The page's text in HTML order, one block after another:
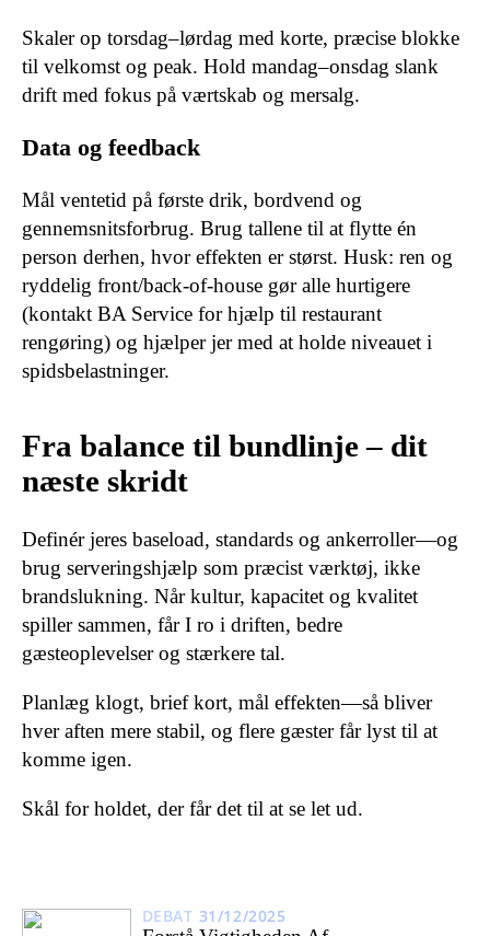
Skaler op torsdag–lørdag med korte, præcise blokke
til velkomst og peak. Hold mandag–onsdag slank
drift med fokus på værtskab og mersalg.
Data og feedback
Mål ventetid på første drik, bordvend og
gennemsnitsforbrug. Brug tallene til at flytte én
person derhen, hvor effekten er størst. Husk: ren og
ryddelig front/back-of-house gør alle hurtigere
(kontakt BA Service for hjælp til restaurant
rengøring) og hjælper jer med at holde niveauet i
spidsbelastninger.
Fra balance til bundlinje – dit
næste skridt
Definér jeres baseload, standards og ankerroller—og
brug serveringshjælp som præcist værktøj, ikke
brandslukning. Når kultur, kapacitet og kvalitet
spiller sammen, får I ro i driften, bedre
gæsteoplevelser og stærkere tal.
Planlæg klogt, brief kort, mål effekten—så bliver
hver aften mere stabil, og flere gæster får lyst til at
komme igen.
Skål for holdet, der får det til at se let ud.
DEBAT 31/12/2025